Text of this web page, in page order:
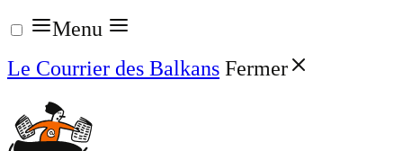
Aller
au
contenu
Menu
Le Courrier des Balkans Fermer